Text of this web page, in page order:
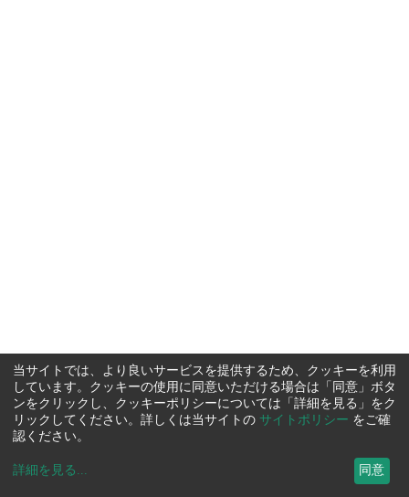
当サイトでは、より良いサービスを提供するため、クッキーを利用
しています。クッキーの使用に同意いただける場合は「同意」ボタ
ンをクリックし、クッキーポリシーについては「詳細を見る」をク
リックしてください。詳しくは当サイトの サイトポリシー をご確
認ください。
詳細を見る ... 同意